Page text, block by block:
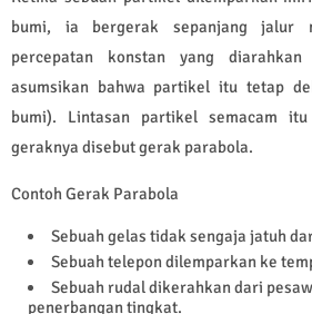
bumi, ia bergerak sepanjang jalur
percepatan konstan yang
asumsikan bahwa partikel itu tetap
bumi). Lintasan partikel semacam
geraknya disebut gerak parabola.
Contoh Gerak Parabola
Sebuah gelas tidak sengaja jatuh
Sebuah telepon dilemparkan ke
Sebuah rudal dikerahkan dari
penerbangan tingkat.